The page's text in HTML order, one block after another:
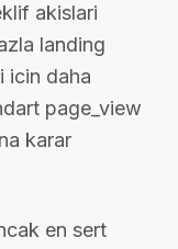
akislari
landing
icin daha
page_view
karar
en sert